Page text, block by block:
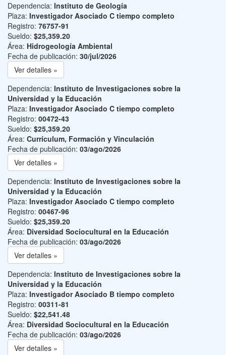
Dependencia: Instituto de Geología
Plaza: Investigador Asociado C tiempo completo
Registro: 76757-91
Sueldo: $25,359.20
Área: Hidrogeología Ambiental
Fecha de publicación: 30/jul/2026
Ver detalles »
Dependencia: Instituto de Investigaciones sobre la
Universidad y la Educación
Plaza: Investigador Asociado C tiempo completo
Registro: 00472-43
Sueldo: $25,359.20
Área: Currículum, Formación y Vinculación
Fecha de publicación: 03/ago/2026
Ver detalles »
Dependencia: Instituto de Investigaciones sobre la
Universidad y la Educación
Plaza: Investigador Asociado C tiempo completo
Registro: 00467-96
Sueldo: $25,359.20
Área: Diversidad Sociocultural en la Educación
Fecha de publicación: 03/ago/2026
Ver detalles »
Dependencia: Instituto de Investigaciones sobre la
Universidad y la Educación
Plaza: Investigador Asociado B tiempo completo
Registro: 00311-81
Sueldo: $22,541.48
Área: Diversidad Sociocultural en la Educación
Fecha de publicación: 03/ago/2026
Ver detalles »